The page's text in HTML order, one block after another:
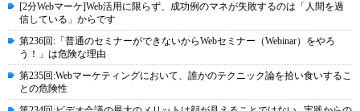
[2分Webマーケ]Web活用に限らず、成功例のマネが失敗するのは「人間を過
信している」からです
第236回:「普通のセミナーができないからWebセミナー（Webinar）をやろ
う！」は危険な理由
第235回:Webマーケティングにおいて、誰かのテクニック論を拾い食いするこ
との危険性